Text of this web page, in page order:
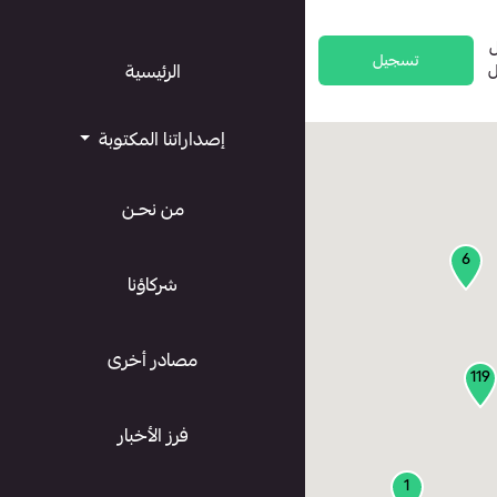
تسجيل
119
6
1
الرئيسية
إصداراتنا المكتوبة
من نحـن
شركاؤنا
مصادر أخرى
فرز الأخبار